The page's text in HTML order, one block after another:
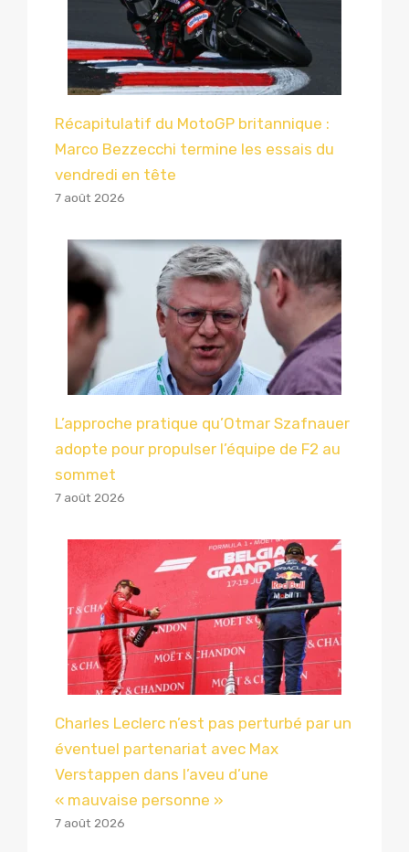
Récapitulatif du MotoGP britannique :
Marco Bezzecchi termine les essais du
vendredi en tête
7 août 2026
L’approche pratique qu’Otmar Szafnauer
adopte pour propulser l’équipe de F2 au
sommet
7 août 2026
Charles Leclerc n’est pas perturbé par un
éventuel partenariat avec Max
Verstappen dans l’aveu d’une
« mauvaise personne »
7 août 2026